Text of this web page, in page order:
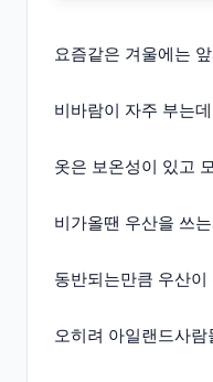
요즘같은 겨울에는
비바람이 자주 부는
옷은 보온성이 있고
비가올땐 우산을 쓰
동반되는만큼 우산
오히려 아일랜드사람